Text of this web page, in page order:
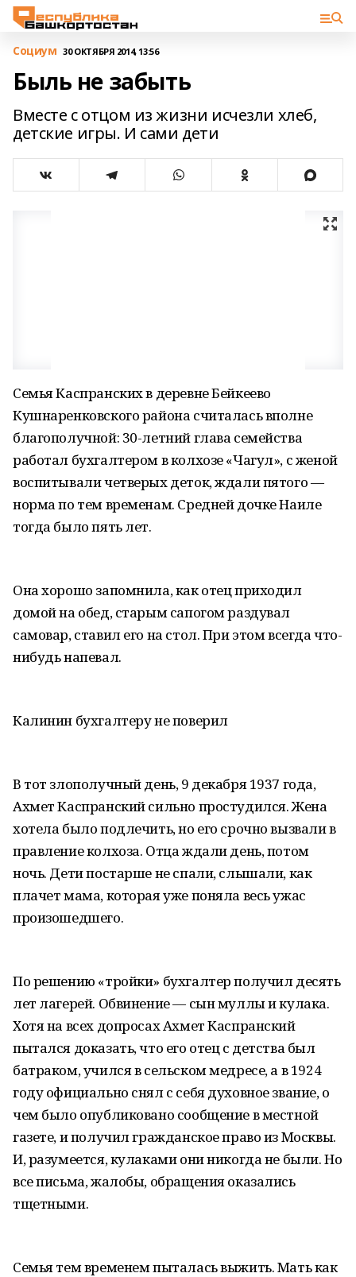
Cоциум 30 ОКТЯБРЯ 2014, 13:56
Быль не забыть
Вместе с отцом из жизни исчезли хлеб,
детские игры. И сами дети
Семья Каспранских в деревне Бейкеево
Кушнаренковского района считалась вполне
благополучной: 30-летний глава семейства
работал бухгалтером в колхозе «Чагул», с женой
воспитывали четверых деток, ждали пятого —
норма по тем временам. Средней дочке Наиле
тогда было пять лет.
Она хорошо запомнила, как отец приходил
домой на обед, старым сапогом раздувал
самовар, ставил его на стол. При этом всегда что-
нибудь напевал.
Калинин бухгалтеру не поверил
В тот злополучный день, 9 декабря 1937 года,
Ахмет Каспранский сильно простудился. Жена
хотела было подлечить, но его срочно вызвали в
правление колхоза. Отца ждали день, потом
ночь. Дети постарше не спали, слышали, как
плачет мама, которая уже поняла весь ужас
произошедшего.
По решению «тройки» бухгалтер получил десять
лет лагерей. Обвинение — сын муллы и кулака.
Хотя на всех допросах Ахмет Каспранский
пытался доказать, что его отец с детства был
батраком, учился в сельском медресе, а в 1924
году официально снял с себя духовное звание, о
чем было опубликовано сообщение в местной
газете, и получил гражданское право из Москвы.
И, разумеется, кулаками они никогда не были. Но
все письма, жалобы, обращения оказались
тщетными.
Семья тем временем пыталась выжить. Мать как